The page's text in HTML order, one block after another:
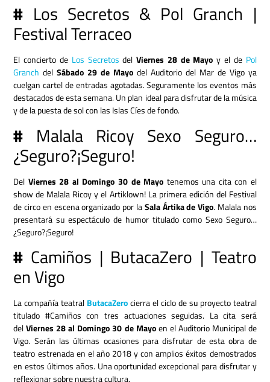
# Los Secretos & Pol Granch |
Festival Terraceo
El concierto de Los Secretos delViernes 28 de Mayo y el de Pol
Granch delSábado 29 de Mayo del Auditorio del Mar de Vigo ya
cuelgan cartel de entradas agotadas. Seguramente los eventos más
destacados de esta semana. Un plan ideal para disfrutar de la música
y de la puesta de sol con las Islas Cíes de fondo.
# Malala Ricoy Sexo Seguro…
¿Seguro?¡Seguro!
Del Viernes 28 al Domingo 30 de Mayo tenemos una cita con el
show de Malala Ricoy y el Artiklown! La primera edición del Festival
de circo en escena organizado por laSala Ártika de Vigo. Malala nos
presentará su espectáculo de humor titulado como Sexo Seguro…
¿Seguro?¡Seguro!
# Camiños | ButacaZero | Teatro
en Vigo
La compañía teatral ButacaZerocierra el ciclo de su proyecto teatral
titulado #Camiños con tres actuaciones seguidas. La cita será
delViernes 28 al Domingo 30 de Mayoen el Auditorio Municipal de
Vigo. Serán las últimas ocasiones para disfrutar de esta obra de
teatro estrenada en el año 2018 y con amplios éxitos demostrados
en estos últimos años. Una oportunidad excepcional para disfrutar y
reflexionar sobre nuestra cultura.